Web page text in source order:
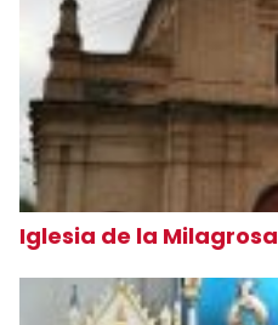
Iglesia de la Milagrosa